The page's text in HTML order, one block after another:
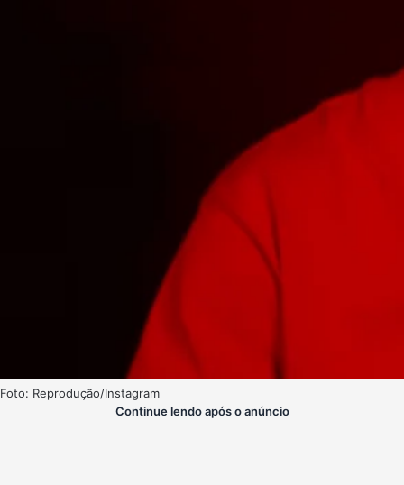
Foto: Reprodução/Instagram
Continue lendo após o anúncio